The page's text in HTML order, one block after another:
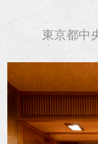
東京都中